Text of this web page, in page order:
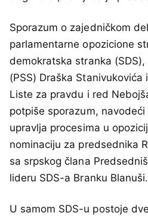
Sporazum o zajedničkom
parlamentarne opozicione
demokratska stranka
(PSS) Draška
Liste za pravdu i red
potpiše sporazum,
upravlja procesima u
nominaciju za predsednika
sa srpskog člana
lideru SDS-a Branku Blanuši.
U samom SDS-u postoje